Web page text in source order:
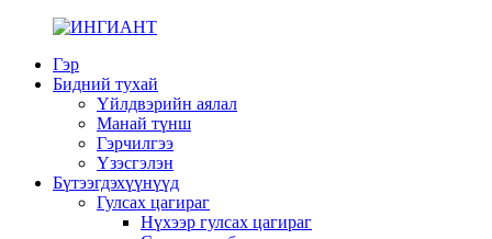
Гэр
Бидний тухай
Үйлдвэрийн аялал
Манай түнш
Гэрчилгээ
Үзэсгэлэн
Бүтээгдэхүүнүүд
Гулсах цагираг
Нүхээр гулсах цагираг